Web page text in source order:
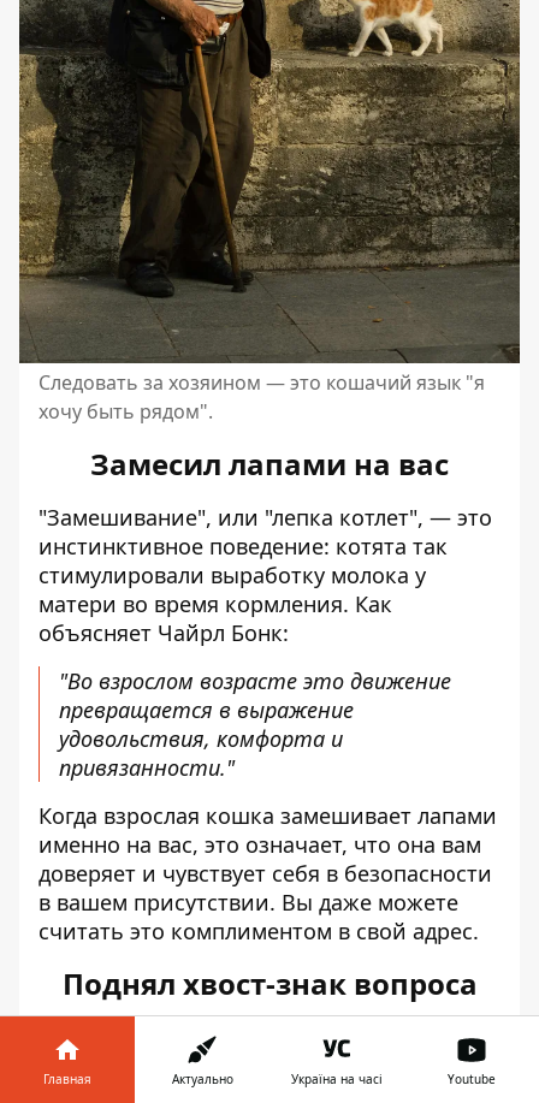
Следовать за хозяином — это кошачий язык "я
хочу быть рядом".
Замесил лапами на вас
"Замешивание", или "лепка котлет", — это
инстинктивное поведение: котята так
стимулировали выработку молока у
матери во время кормления. Как
объясняет Чайрл Бонк:
"Во взрослом возрасте это движение
превращается в выражение
удовольствия, комфорта и
привязанности."
Когда взрослая кошка замешивает лапами
именно на вас, это означает, что она вам
доверяет и чувствует себя в безопасности
в вашем присутствии. Вы даже можете
считать это комплиментом в свой адрес.
Поднял хвост-знак вопроса
Бонк объясняет, что коты активно
используют хвост как средство общения.
Когда кот подходит к вам с хвостом,
Главная Актуально Україна на часі Youtube